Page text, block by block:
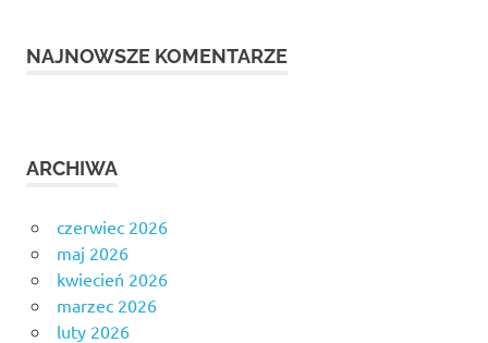
NAJNOWSZE KOMENTARZE
ARCHIWA
czerwiec 2026
maj 2026
kwiecień 2026
marzec 2026
luty 2026